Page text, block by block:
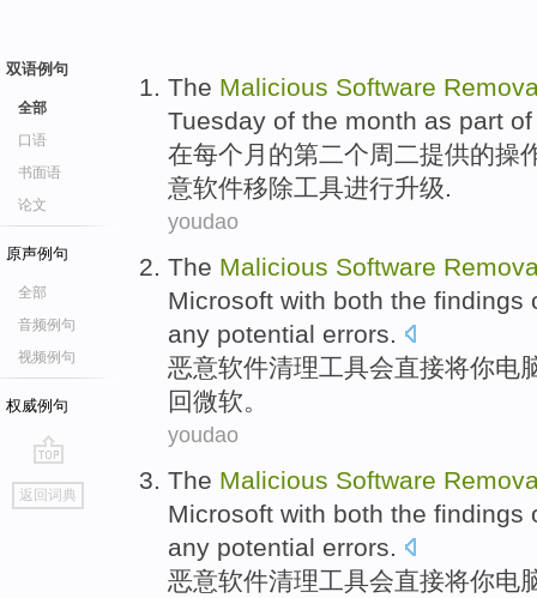
双语例句
全部
口语
书面语
论文
原声例句
全部
音频例句
视频例句
权威例句
go
top
返回词典
The Malicious Software
Tuesday of the month as part of
在每个 月 的第二个周二提供的操
意软件移除工具进行升级.
youdao
The Malicious Software
Microsoft with both the findings
any potential errors.
恶意软件清理工具会直接将你电
回微软。
youdao
The Malicious Software
Microsoft with both the findings
any potential errors
恶意软件清理工具会直接将你电